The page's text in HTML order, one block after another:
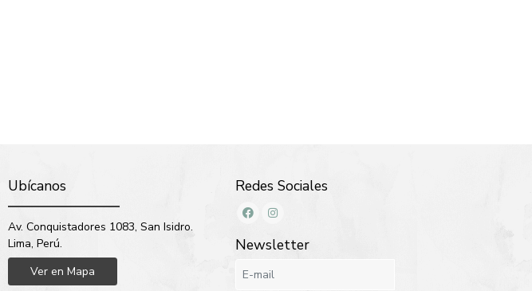
Ubícanos
Av. Conquistadores 1083, San Isidro.
Lima, Perú.
Ver en Mapa
Redes Sociales
Newsletter